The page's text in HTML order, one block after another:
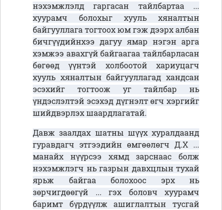
нэхэмжлэлд гаргасан тайлбартаа ...
хуурамч болохыг хууль хяналтын
байгууллага тогтоох юм гэж дээрх албан
бичгүүдийнхээ дагуу ямар нэгэн арга
хэмжээ авахгүй байгаагаа тайлбарласан
бөгөөд үүнтэй холбоотой хариуцагч
хууль хяналтын байгууллагад хандсан
эсэхийг тогтоож уг тайлбар нь
үндэслэлтэй эсэхэд дүгнэлт өгч хэргийг
шийдвэрлэх шаардлагатай.
Давж заалдах шатны шүүх хуралдаанд
гуравдагч этгээдийн өмгөөлөгч Д.Х ...
манайх нүүрсээ хямд зарснаас болж
нэхэмжлэгч нь газрын давхцлын тухай
ярьж байгаа болохоос эрх нь
зөрчигдөөгүй ... гэх боловч хуурамч
баримт бүрдүүлж ашиглалтын тусгай